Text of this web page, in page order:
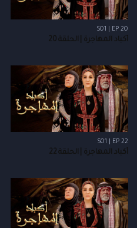
S01 | EP 20
أكباد المهاجرة | الحلقة 20
S01 | EP 22
أكباد المهاجرة | الحلقة 22